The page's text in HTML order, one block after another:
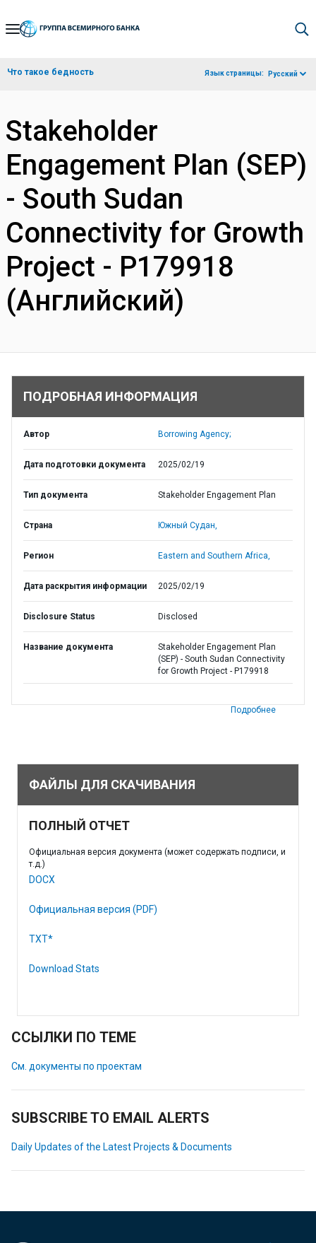
Skip
Navigation
Что такое бедность Язык страницы: Русский
Stakeholder
Engagement Plan (SEP)
- South Sudan
Connectivity for Growth
Project - P179918
(Английский)
ПОДРОБНАЯ ИНФОРМАЦИЯ
Автор Borrowing Agency;
Дата подготовки документа 2025/02/19
Тип документа Stakeholder Engagement Plan
Страна Южный Судан,
Регион Eastern and Southern Africa,
Дата раскрытия информации 2025/02/19
Disclosure Status Disclosed
Название документа
Stakeholder Engagement Plan
(SEP) - South Sudan Connectivity
for Growth Project - P179918
Подробнее
ФАЙЛЫ ДЛЯ СКАЧИВАНИЯ
ПОЛНЫЙ ОТЧЕТ
Официальная версия документа (может содержать подписи, и
т.д.)
DOCX
Официальная версия (PDF)
TXT*
Download Stats
ССЫЛКИ ПО ТЕМЕ
См. документы по проектам
SUBSCRIBE TO EMAIL ALERTS
Daily Updates of the Latest Projects & Documents